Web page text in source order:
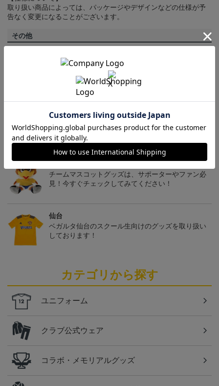
取り扱い商品によっては、パッケージやデザインなどの仕様が予
告なく変更になることがございます。
その他
ギフト対応について
トピックス
チームマスコットグッズは、サポーターやファン必
見！今すぐチェックしてみてください！
仙台
ベガルタ仙台のスクール生向けのグッズを取り扱い
しております！
カテゴリから探す
ユニフォーム
クラブ公式ウェア
コラボ・メモリアルグッズ